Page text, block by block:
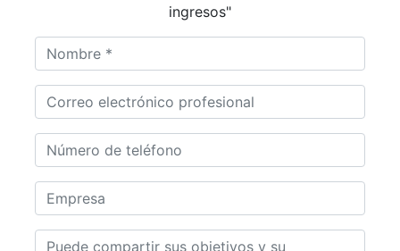
ingresos"